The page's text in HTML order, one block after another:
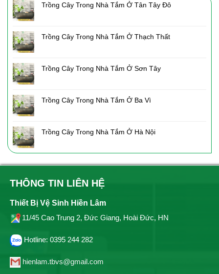
Trồng Cây Trong Nhà Tắm Ở Tân Tây Đô
Trồng Cây Trong Nhà Tắm Ở Thạch Thất
Trồng Cây Trong Nhà Tắm Ở Sơn Tây
Trồng Cây Trong Nhà Tắm Ở Ba Vì
Trồng Cây Trong Nhà Tắm Ở Hà Nội
THÔNG TIN LIÊN HỆ
Thiết Bị Vệ Sinh Hiền Lâm
11/45 Cao Trung 2, Đức Giang, Hoài Đức, HN
Hotline: 0395 244 282
hienlam.tbvs@gmail.com